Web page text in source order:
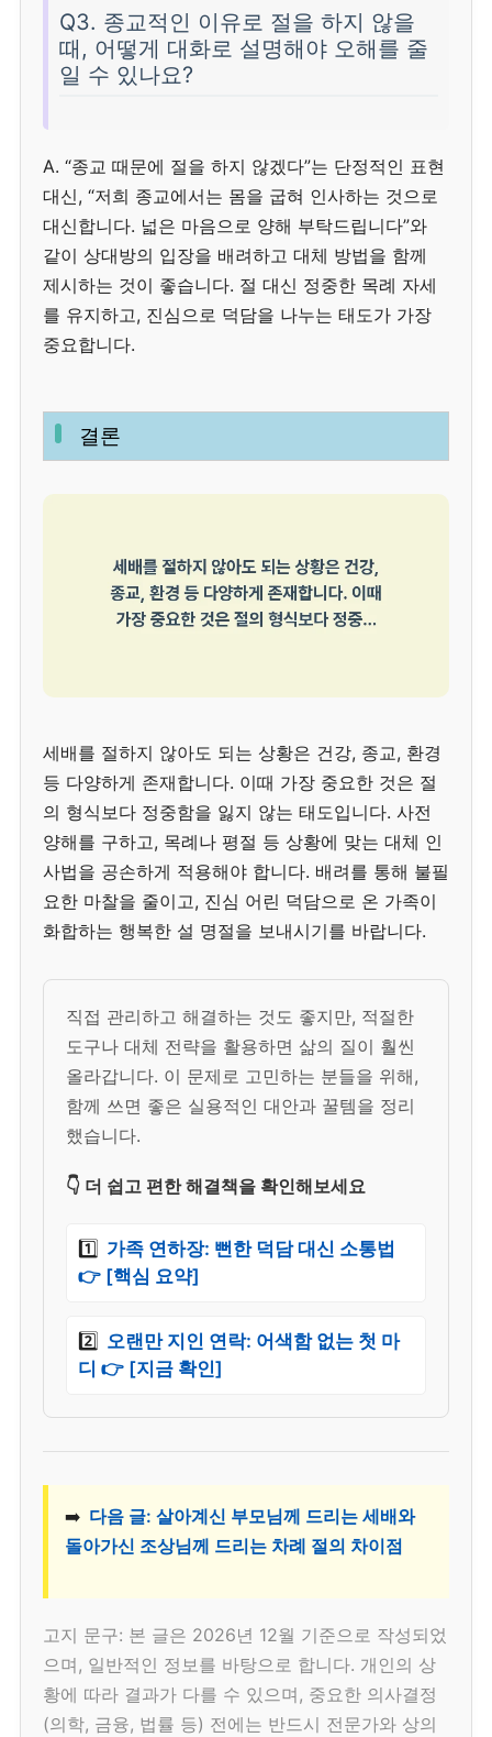
Q3. 종교적인 이유로 절을 하지 않을
때, 어떻게 대화로 설명해야 오해를 줄
일 수 있나요?
A. “종교 때문에 절을 하지 않겠다”는 단정적인 표현
대신, “저희 종교에서는 몸을 굽혀 인사하는 것으로
대신합니다. 넓은 마음으로 양해 부탁드립니다”와
같이 상대방의 입장을 배려하고 대체 방법을 함께
제시하는 것이 좋습니다. 절 대신 정중한 목례 자세
를 유지하고, 진심으로 덕담을 나누는 태도가 가장
중요합니다.
결론
세배를 절하지 않아도 되는 상황은 건강, 종교, 환경
등 다양하게 존재합니다. 이때 가장 중요한 것은 절
의 형식보다 정중함을 잃지 않는 태도입니다. 사전
양해를 구하고, 목례나 평절 등 상황에 맞는 대체 인
사법을 공손하게 적용해야 합니다. 배려를 통해 불필
요한 마찰을 줄이고, 진심 어린 덕담으로 온 가족이
화합하는 행복한 설 명절을 보내시기를 바랍니다.
직접 관리하고 해결하는 것도 좋지만, 적절한
도구나 대체 전략을 활용하면 삶의 질이 훨씬
올라갑니다. 이 문제로 고민하는 분들을 위해,
함께 쓰면 좋은 실용적인 대안과 꿀템을 정리
했습니다.
👇 더 쉽고 편한 해결책을 확인해보세요
1️⃣ 가족 연하장: 뻔한 덕담 대신 소통법
👉 [핵심 요약]
2️⃣ 오랜만 지인 연락: 어색함 없는 첫 마
디 👉 [지금 확인]
➡️ 다음 글: 살아계신 부모님께 드리는 세배와
돌아가신 조상님께 드리는 차례 절의 차이점
고지 문구: 본 글은 2026년 12월 기준으로 작성되었
으며, 일반적인 정보를 바탕으로 합니다. 개인의 상
황에 따라 결과가 다를 수 있으며, 중요한 의사결정
(의학, 금융, 법률 등) 전에는 반드시 전문가와 상의